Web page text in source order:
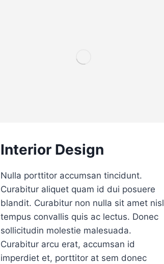
Interior Design
Nulla porttitor accumsan tincidunt.
Curabitur aliquet quam id dui posuere
blandit. Curabitur non nulla sit amet nisl
tempus convallis quis ac lectus. Donec
sollicitudin molestie malesuada.
Curabitur arcu erat, accumsan id
imperdiet et, porttitor at sem donec